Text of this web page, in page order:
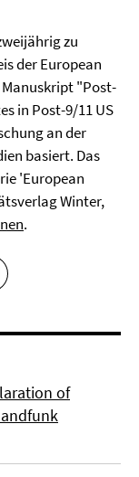
zu
der European
"Post-
in Post-9/11 US
an der
basiert. Das
'European
Winter,
.
of